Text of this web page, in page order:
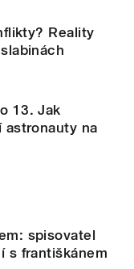
Reality
13. Jak
astronauty na
spisovatel
s františkánem